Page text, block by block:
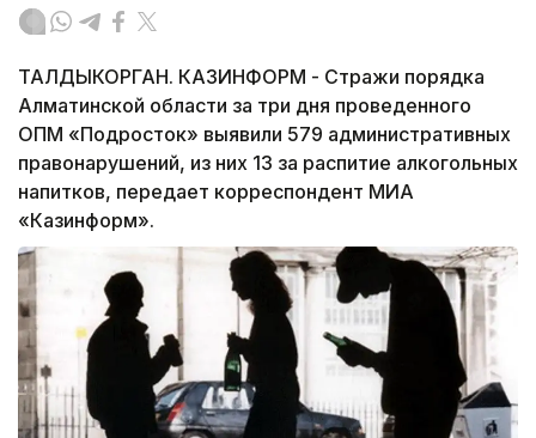
ТАЛДЫКОРГАН. КАЗИНФОРМ - Стражи порядка
Алматинской области за три дня проведенного
ОПМ «Подросток» выявили 579 административных
правонарушений, из них 13 за распитие алкогольных
напитков, передает корреспондент МИА
«Казинформ».